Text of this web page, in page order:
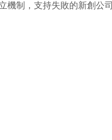
機制，支持失敗的新創公